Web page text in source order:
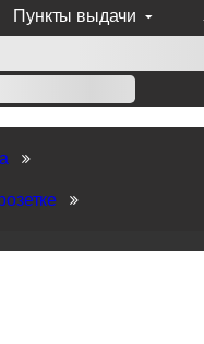
Пункты выдачи
Venezia,